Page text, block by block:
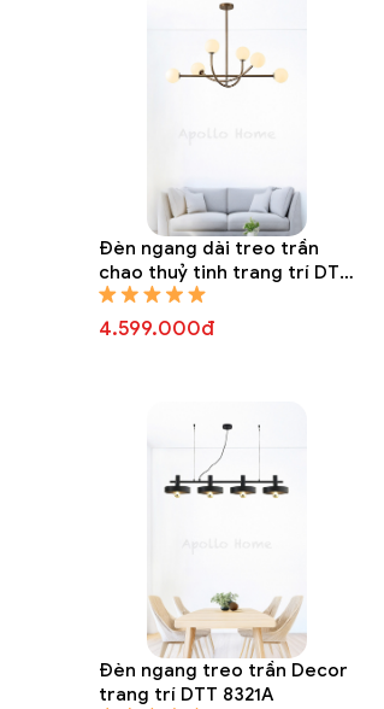
Đèn ngang dài treo trần
chao thuỷ tinh trang trí DTT
8328A
4.599.000đ
Đèn ngang treo trần Decor
trang trí DTT 8321A